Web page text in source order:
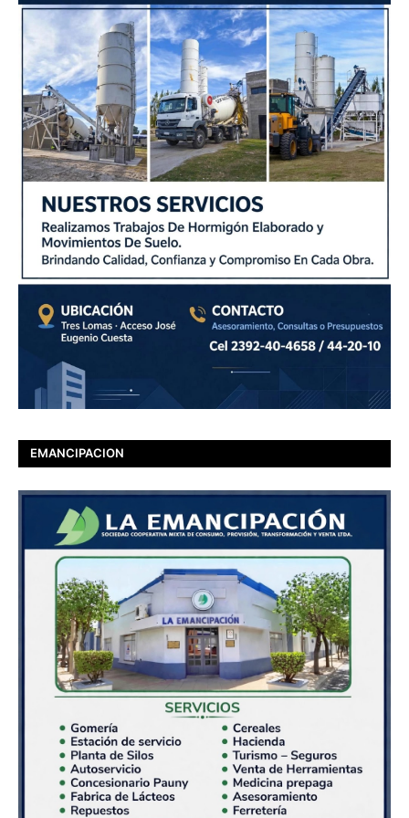
EMANCIPACION